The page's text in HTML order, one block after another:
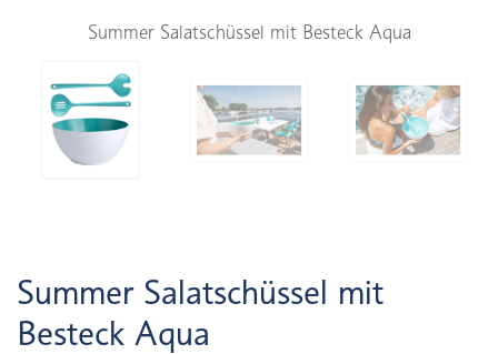
Summer Salatschüssel mit Besteck Aqua
Summer Salatschüssel mit
Besteck Aqua